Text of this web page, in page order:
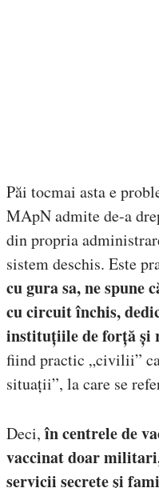
Păi tocmai asta e
MApN admite de-a
din propria
sistem deschis. Este
cu gura sa, ne spune
cu circuit închis,
instituțiile de forță și
fiind practic „civilii”
situații”, la care se
Deci,în centrele de
vaccinat doar
servicii secrete și